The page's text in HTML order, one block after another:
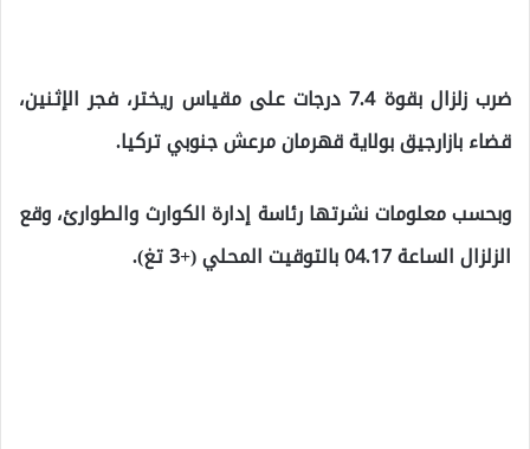
ضرب زلزال بقوة 7.4 درجات على مقياس ريختر، فجر الإثنين،
قضاء بازارجيق بولاية قهرمان مرعش جنوبي تركيا.
وبحسب معلومات نشرتها رئاسة إدارة الكوارث والطوارئ، وقع
الزلزال الساعة 04.17 بالتوقيت المحلي (+3 تغ).